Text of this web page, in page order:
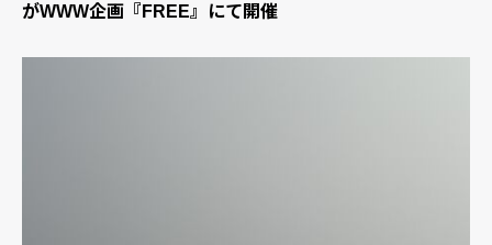
がWWW企画『FREE』にて開催